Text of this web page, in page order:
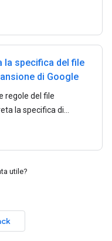
la specifica del file
di Google
regole del file
la specifica di
utile?